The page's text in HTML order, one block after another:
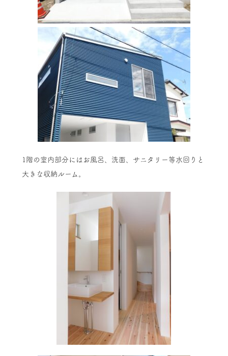
1階の室内部分にはお風呂、洗面、サニタリー等水回りと
大きな収納ルーム。